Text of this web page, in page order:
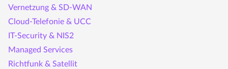
Vernetzung & SD-WAN
Cloud-Telefonie & UCC
IT-Security & NIS2
Managed Services
Richtfunk & Satellit